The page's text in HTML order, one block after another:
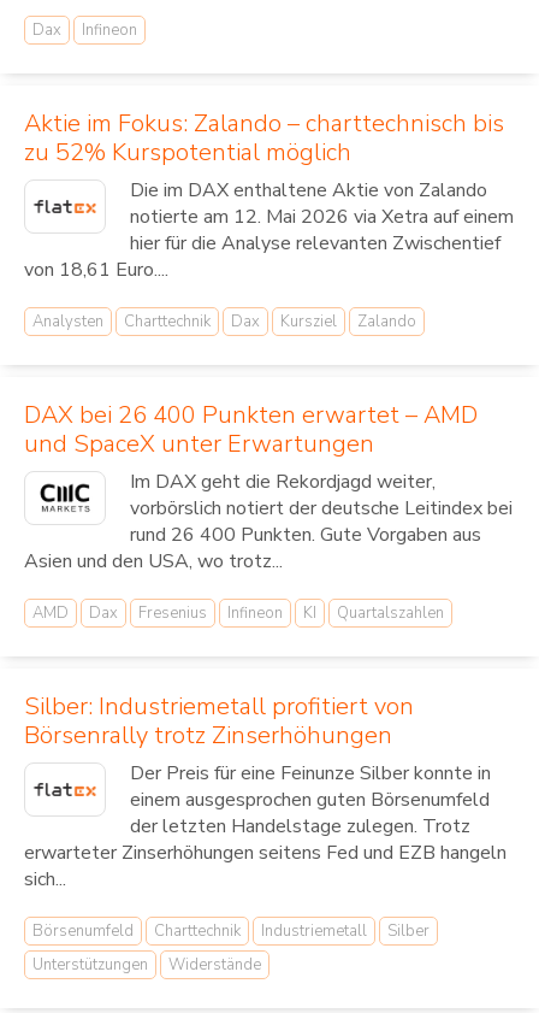
Dax Infineon
Aktie im Fokus: Zalando – charttechnisch bis
zu 52% Kurspotential möglich
Die im DAX enthaltene Aktie von Zalando
notierte am 12. Mai 2026 via Xetra auf einem
hier für die Analyse relevanten Zwischentief
von 18,61 Euro....
Analysten Charttechnik Dax Kursziel Zalando
DAX bei 26 400 Punkten erwartet – AMD
und SpaceX unter Erwartungen
Im DAX geht die Rekordjagd weiter,
vorbörslich notiert der deutsche Leitindex bei
rund 26 400 Punkten. Gute Vorgaben aus
Asien und den USA, wo trotz...
AMD Dax Fresenius Infineon KI Quartalszahlen
Silber: Industriemetall profitiert von
Börsenrally trotz Zinserhöhungen
Der Preis für eine Feinunze Silber konnte in
einem ausgesprochen guten Börsenumfeld
der letzten Handelstage zulegen. Trotz
erwarteter Zinserhöhungen seitens Fed und EZB hangeln
sich...
Börsenumfeld Charttechnik Industriemetall
Silber
Unterstützungen
Widerstände